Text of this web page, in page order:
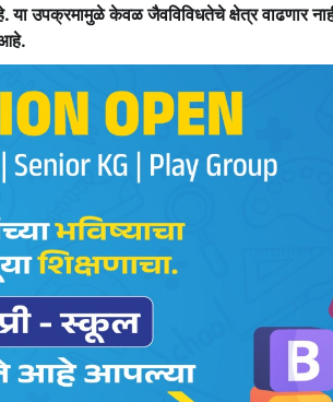
या उपक्रमामुळे केवळ जैवविविधतेचे क्षेत्र वाढणार
आहे.